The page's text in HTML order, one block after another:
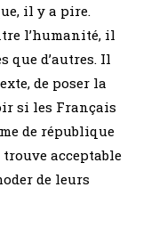
il y a pire.
l’humanité, il
que d’autres. Il
de poser la
si les Français
de république
acceptable
de leurs